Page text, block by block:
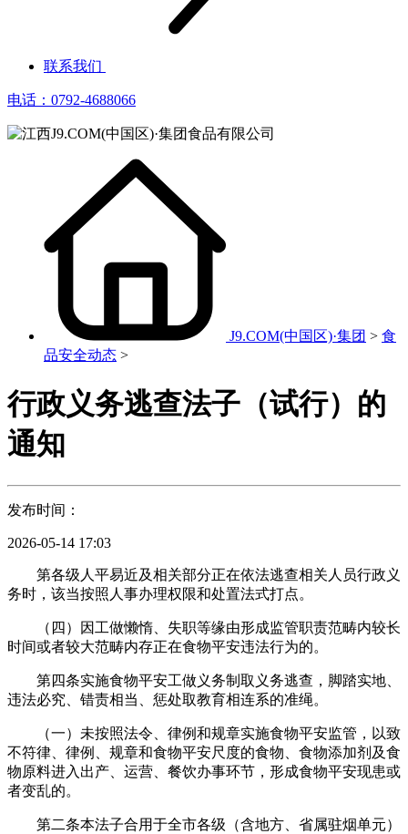
联系我们
电话：0792-4688066
J9.COM(中国区)·集团 > 食
品安全动态 >
行政义务逃查法子（试行）的
通知
发布时间：
2026-05-14 17:03
第各级人平易近及相关部分正在依法逃查相关人员行政义
务时，该当按照人事办理权限和处置法式打点。
（四）因工做懒惰、失职等缘由形成监管职责范畴内较长
时间或者较大范畴内存正在食物平安违法行为的。
第四条实施食物平安工做义务制取义务逃查，脚踏实地、
违法必究、错责相当、惩处取教育相连系的准绳。
（一）未按照法令、律例和规章实施食物平安监管，以致
不符律、律例、规章和食物平安尺度的食物、食物添加剂及食
物原料进入出产、运营、餐饮办事环节，形成食物平安现患或
者变乱的。
第二条本法子合用于全市各级（含地方、省属驻烟单元）